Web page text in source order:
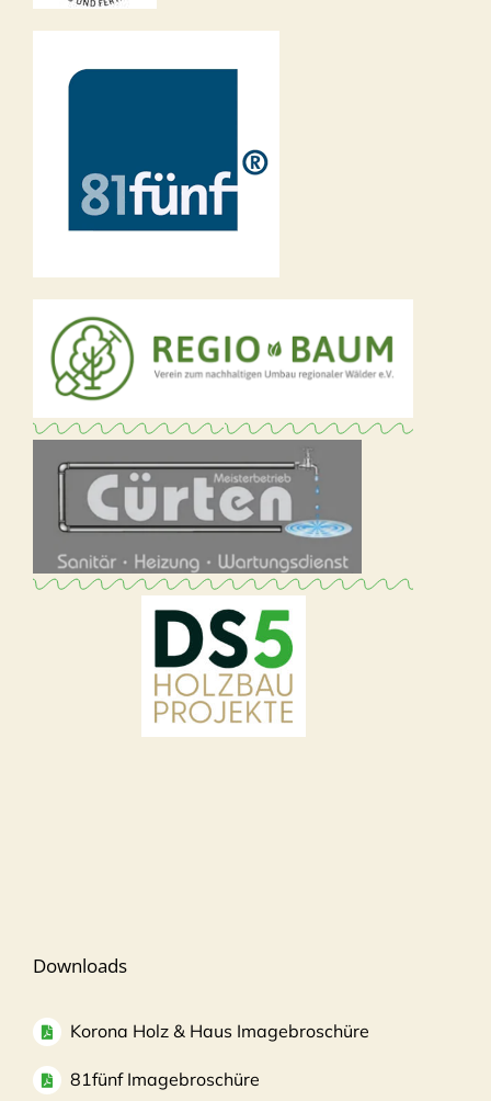
Downloads
Korona Holz & Haus Imagebroschüre
81fünf Imagebroschüre